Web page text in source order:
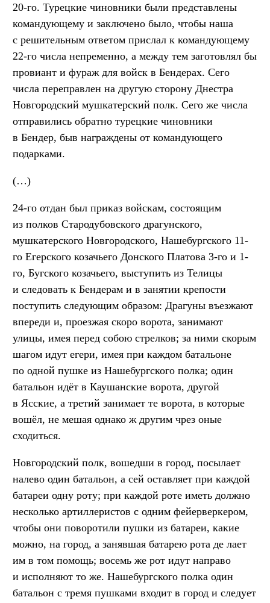
20-го. Турецкие чиновники были представлены
командующему и заключено было, чтобы наша
с решительным ответом прислал к командующему
22-го числа непременно, а между тем заготовлял бы
провиант и фураж для войск в Бендерах. Сего
числа переправлен на другую сторону Днестра
Новгородский мушкатерский полк. Сего же числа
отправились обратно турецкие чиновники
в Бендер, быв награждены от командующего
подарками.
(…)
24-го отдан был приказ войскам, состоящим
из полков Стародубовского драгунского,
мушкатерского Новгородского, Нашебургского 11-
го Егерского козачьего Донского Платова 3-го и 1-
го, Бугского козачьего, выступить из Телицы
и следовать к Бендерам и в занятии крепости
поступить следующим образом: Драгуны въезжают
впереди и, проезжая скоро ворота, занимают
улицы, имея перед собою стрелков; за ними скорым
шагом идут егери, имея при каждом батальоне
по одной пушке из Нашебургского полка; один
батальон идёт в Каушанские ворота, другой
в Ясские, а третий занимает те ворота, в которые
вошёл, не мешая однако ж другим чрез оные
сходиться.
Новгородский полк, вошедши в город, посылает
налево один батальон, а сей оставляет при каждой
батареи одну роту; при каждой роте иметь должно
несколько артиллеристов с одним фейерверкером,
чтобы они поворотили пушки из батареи, какие
можно, на город, а занявшая батарею рота де лает
им в том помощь; восемь же рот идут направо
и исполняют то же. Нашебургского полка один
батальон с тремя пушками входит в город и следует